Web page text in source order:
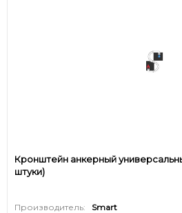
Кронштейн анкерный
штуки)
Производитель:
Smart